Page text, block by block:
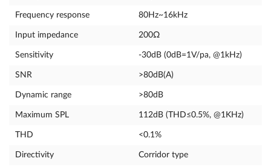
Frequency response 80Hz~16kHz
Input impedance 200Ω
Sensitivity -30dB (0dB=1V/pa, @1kHz)
SNR >80dB(A)
Dynamic range >80dB
Maximum SPL 112dB (THD≤0.5%, @1KHz)
THD <0.1%
Directivity Corridor type